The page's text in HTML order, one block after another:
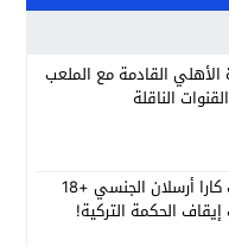
الأهلي القادمة مع الملعب
الناقلة
فيديو إليف كارا أرسلان الجنسي +18
الحكمة التركية!